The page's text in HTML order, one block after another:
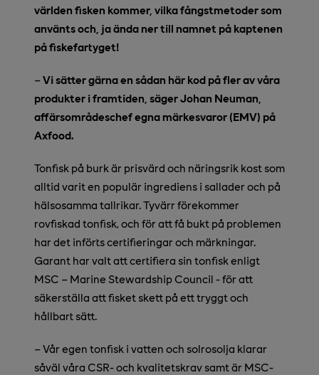
världen fisken kommer, vilka fångstmetoder som
använts och, ja ända ner till namnet på kaptenen
på fiskefartyget!
–Vi sätter gärna en sådan här kod på fler av våra
produkter i framtiden, säger Johan Neuman,
affärsområdeschef egna märkesvaror (EMV) på
Axfood.
Tonfisk på burk är prisvärd och näringsrik kost som
alltid varit en populär ingrediens i sallader och på
hälsosamma tallrikar. Tyvärr förekommer
rovfiskad tonfisk, och för att få bukt på problemen
har det införts certifieringar och märkningar.
Garant har valt att certifiera sin tonfisk enligt
MSC – Marine Stewardship Council - för att
säkerställa att fisket skett på ett tryggt och
hållbart sätt.
– Vår egen tonfisk i vatten och solrosolja klarar
såväl våra CSR- och kvalitetskrav samt är MSC-